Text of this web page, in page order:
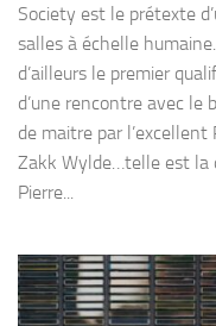
Society est le prétexte
salles à échelle
d’ailleurs le premier
d’une rencontre avec le
de maitre par
Zakk Wylde…telle est la
Pierre...